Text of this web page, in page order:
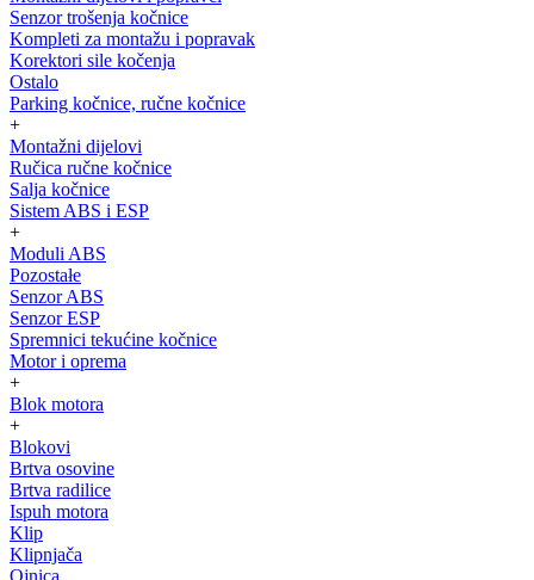
Senzor trošenja kočnice
Kompleti za montažu i popravak
Korektori sile kočenja
Ostalo
Parking kočnice, ručne kočnice
+
Montažni dijelovi
Ručica ručne kočnice
Salja kočnice
Sistem ABS i ESP
+
Moduli ABS
Pozostałe
Senzor ABS
Senzor ESP
Spremnici tekućine kočnice
Motor i oprema
+
Blok motora
+
Blokovi
Brtva osovine
Brtva radilice
Ispuh motora
Klip
Klipnjača
Ojnica